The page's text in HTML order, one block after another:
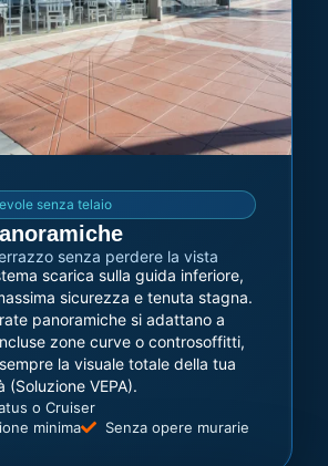
senza telaio
senza perdere la vista
scarica sulla guida inferiore,
sicurezza e tenuta stagna.
panoramiche si adattano a
zone curve o controsoffitti,
la visuale totale della tua
VEPA).
o Cruiser
minima
Senza opere murarie